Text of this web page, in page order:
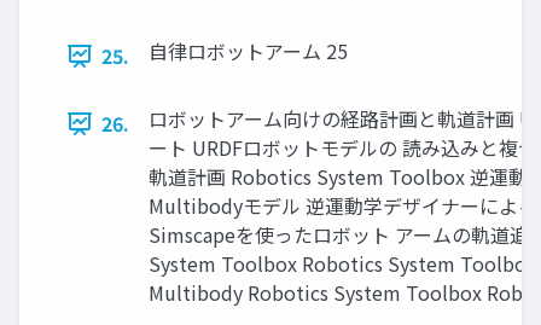
25. 自律ロボットアーム 25
26.
ロボットアーム向けの経路計画と軌道計画
ート URDFロボットモデルの 読み込みと複
軌道計画 Robotics System Toolbox 逆運動
Multibodyモデル 逆運動学デザイナーによ
Simscapeを使ったロボット アームの軌道追
System Toolbox Robotics System Toolbox
Multibody Robotics System Toolbox